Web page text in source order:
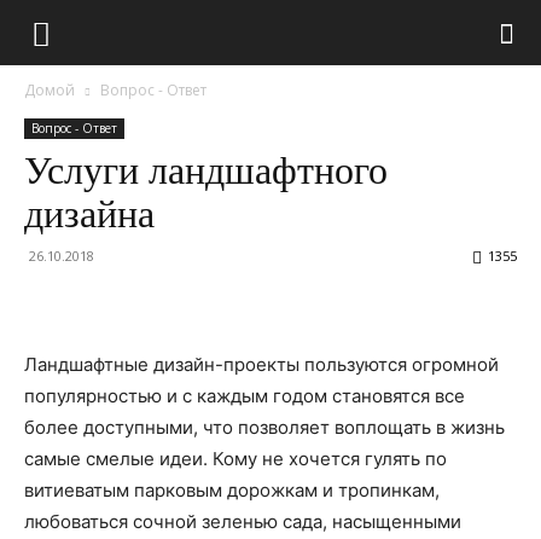
Домой Вопрос - Ответ
Вопрос - Ответ
Услуги ландшафтного
дизайна
26.10.2018 1355
Ландшафтные дизайн-проекты пользуются огромной
популярностью и с каждым годом становятся все
более доступными, что позволяет воплощать в жизнь
самые смелые идеи. Кому не хочется гулять по
витиеватым парковым дорожкам и тропинкам,
любоваться сочной зеленью сада, насыщенными